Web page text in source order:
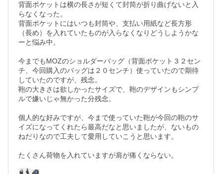
背面ポケットは横の長さが短くて封筒が折り曲げないと入
らなくなった。
背面ポケットにはいつも封筒や、支払い用紙など長方形
（長め）を入れていたものが入らなくなりどうしようかな
ーと悩み中。
今までもMOZのショルダーバッグ（背面ポケット３２セン
チ、今回購入のバッグは２０センチ）使っていたので期待
していたのですが、残念。
鞄の大きさは欲しかったサイズで、鞄のデザインもシンプ
ルで嫌いじゃ無かった分残念。
個人的な好みですが、今まで使っていた鞄が今回の鞄のサ
イズになってくれたら最高だなと思いましたが、ないもの
ねだりなので工夫して愛用していこうと思います。
たくさん荷物を入れていますが肩が痛くならない。